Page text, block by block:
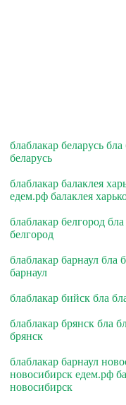
блаблакар беларусь
беларусь
блаблакар балаклея
едем.рф балаклея
блаблакар белгород
белгород
блаблакар барнаул бла
барнаул
блаблакар бийск бла
блаблакар брянск бла
брянск
блаблакар барнаул
новосибирск едем.рф
новосибирск